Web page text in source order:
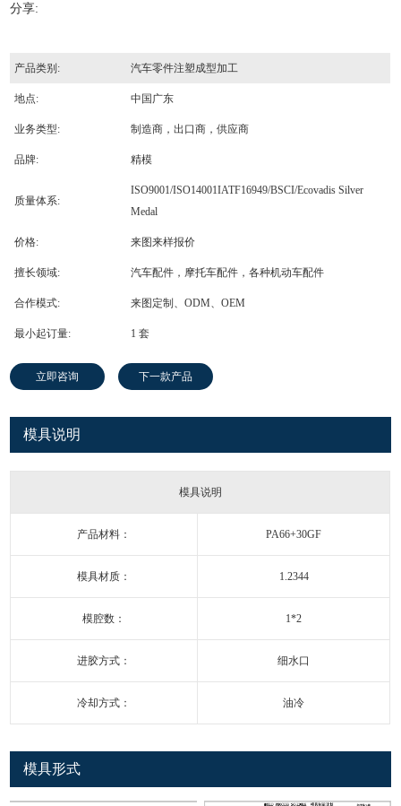
分享:
产品类别: 汽车零件注塑成型加工
地点: 中国广东
业务类型: 制造商，出口商，供应商
品牌: 精模
质量体系:
ISO9001/ISO14001IATF16949/BSCI/Ecovadis Silver
Medal
价格: 来图来样报价
擅长领域: 汽车配件，摩托车配件，各种机动车配件
合作模式: 来图定制、ODM、OEM
最小起订量: 1 套
立即咨询 下一款产品
模具说明
模具说明
产品材料： PA66+30GF
模具材质： 1.2344
模腔数： 1*2
进胶方式： 细水口
冷却方式： 油冷
模具形式